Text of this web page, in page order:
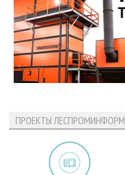
ПРОЕКТЫ ЛЕСПРОМИНФОРМ